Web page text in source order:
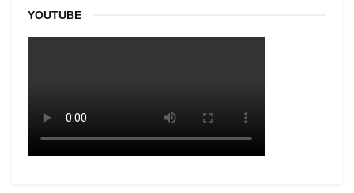
YOUTUBE